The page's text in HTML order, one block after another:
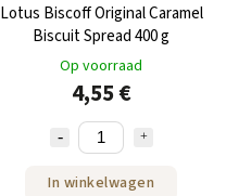
Lotus Biscoff Original Caramel
Biscuit Spread 400 g
Op voorraad
4,55 €
In winkelwagen